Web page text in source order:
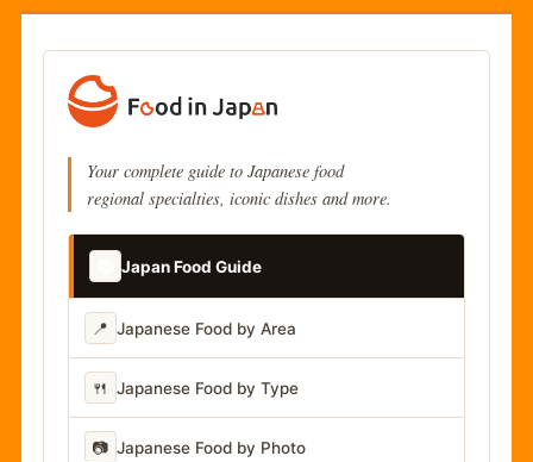
Your complete guide to Japanese food
regional specialties, iconic dishes and more.
Japan Food Guide
📍 Japanese Food by Area
🍴 Japanese Food by Type
📷 Japanese Food by Photo